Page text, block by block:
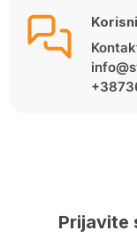
Prijavite